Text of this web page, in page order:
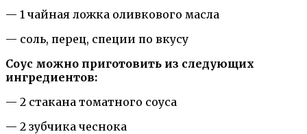
— 1 чайная ложка оливкового масла
— соль, перец, специи по вкусу
Соус можно приготовить из следующих
ингредиентов:
— 2 стакана томатного соуса
— 2 зубчика чеснока